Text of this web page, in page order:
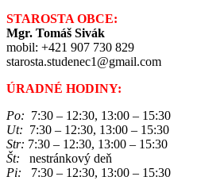
STAROSTA OBCE:
Mgr. Tomáš Sivák
mobil: +421 907 730 829
starosta.studenec1@gmail.com
ÚRADNÉ HODINY:
Po: 7:30 – 12:30, 13:00 – 15:30
Ut: 7:30 – 12:30, 13:00 – 15:30
Str: 7:30 – 12:30, 13:00 – 15:30
Št: nestránkový deň
Pi: 7:30 – 12:30, 13:00 – 15:30